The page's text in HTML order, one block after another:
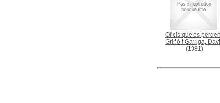
Oficis que es perden
Griñó i Garriga,
(1981)